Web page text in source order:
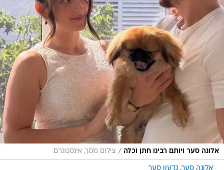
אלונה סער ויותם רבינו חתן וכלה / צילום מסך, אינסטגרם
אלונה סער גדעון סער